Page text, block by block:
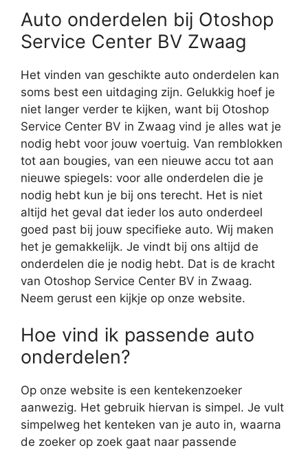
Auto onderdelen bij Otoshop
Service Center BV Zwaag
Het vinden van geschikte auto onderdelen kan
soms best een uitdaging zijn. Gelukkig hoef je
niet langer verder te kijken, want bij Otoshop
Service Center BV in Zwaag vind je alles wat je
nodig hebt voor jouw voertuig. Van remblokken
tot aan bougies, van een nieuwe accu tot aan
nieuwe spiegels: voor alle onderdelen die je
nodig hebt kun je bij ons terecht. Het is niet
altijd het geval dat ieder los auto onderdeel
goed past bij jouw specifieke auto. Wij maken
het je gemakkelijk. Je vindt bij ons altijd de
onderdelen die je nodig hebt. Dat is de kracht
van Otoshop Service Center BV in Zwaag.
Neem gerust een kijkje op onze website.
Hoe vind ik passende auto
onderdelen?
Op onze website is een kentekenzoeker
aanwezig. Het gebruik hiervan is simpel. Je vult
simpelweg het kenteken van je auto in, waarna
de zoeker op zoek gaat naar passende